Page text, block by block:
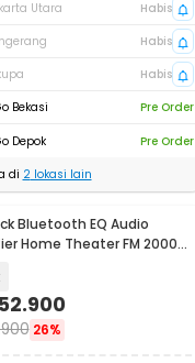
Utara
Habis
Habis
Habis
Bekasi
Pre Order
Depok
Pre Order
di 2lokasi lain
Bluetooth EQ Audio
Home Theater FM 2000W
26%